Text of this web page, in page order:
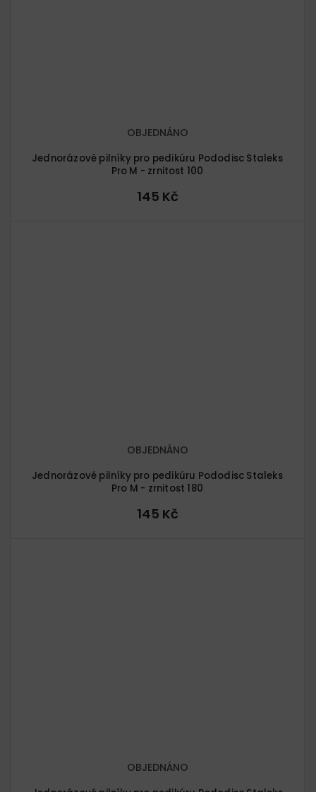
Jednorázové pilníky pro pedikúru Pododisc Staleks
Pro M - zrnitost 100
OBJEDNÁNO
145 Kč
Jednorázové pilníky pro pedikúru Pododisc Staleks
Pro M - zrnitost 180
OBJEDNÁNO
145 Kč
OBJEDNÁNO